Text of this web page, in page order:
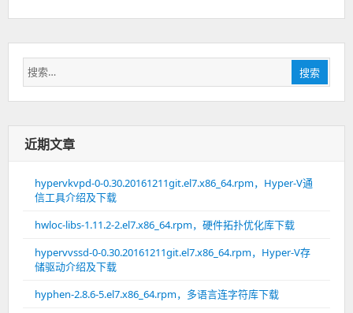
搜
索：
搜索
近期文章
hypervkvpd-0-0.30.20161211git.el7.x86_64.rpm，Hyper-V通
信工具介绍及下载
hwloc-libs-1.11.2-2.el7.x86_64.rpm，硬件拓扑优化库下载
hypervvssd-0-0.30.20161211git.el7.x86_64.rpm，Hyper-V存
储驱动介绍及下载
hyphen-2.8.6-5.el7.x86_64.rpm，多语言连字符库下载